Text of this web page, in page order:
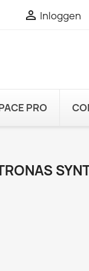
 Inloggen
PRO